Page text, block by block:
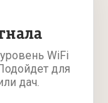
WiFi
для
дач.